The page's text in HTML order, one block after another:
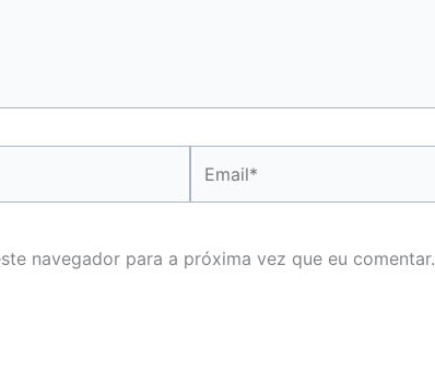
navegador para a próxima vez que eu comentar.